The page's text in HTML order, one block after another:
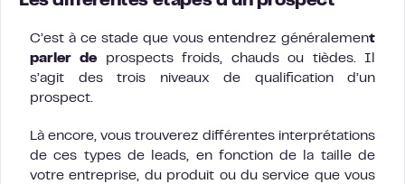
C’est à ce stade que vous entendrez généralement
parler de prospects froids, chauds ou tièdes. Il
s’agit des trois niveaux de qualification d’un
prospect.
Là encore, vous trouverez différentes interprétations
de ces types de leads, en fonction de la taille de
votre entreprise, du produit ou du service que vous